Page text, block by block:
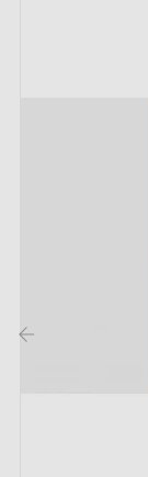
ovale,
intemporelle
rosaces
2. Les